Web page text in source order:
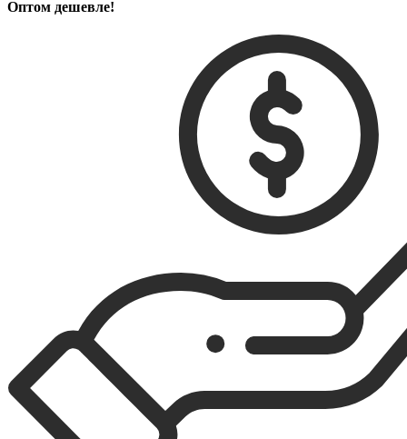
Оптом дешевле!